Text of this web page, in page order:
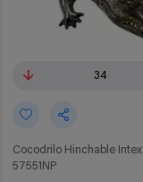
34
Cocodrilo Hinchable Intex
57551NP